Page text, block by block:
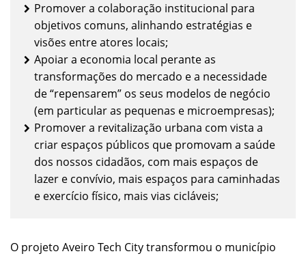
Promover a colaboração institucional para
objetivos comuns, alinhando estratégias e
visões entre atores locais;
Apoiar a economia local perante as
transformações do mercado e a necessidade
de “repensarem” os seus modelos de negócio
(em particular as pequenas e microempresas);
Promover a revitalização urbana com vista a
criar espaços públicos que promovam a saúde
dos nossos cidadãos, com mais espaços de
lazer e convívio, mais espaços para caminhadas
e exercício físico, mais vias cicláveis;
O projeto Aveiro Tech City transformou o município